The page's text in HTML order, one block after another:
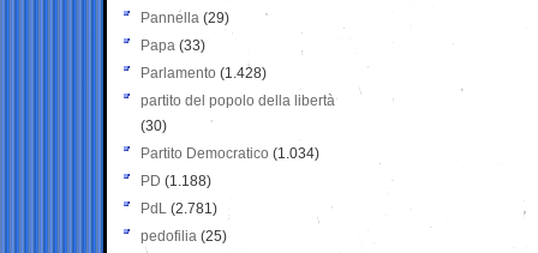
Pannella (29)
Papa (33)
Parlamento (1.428)
partito del popolo della libertà
(30)
Partito Democratico (1.034)
PD (1.188)
PdL (2.781)
pedofilia (25)